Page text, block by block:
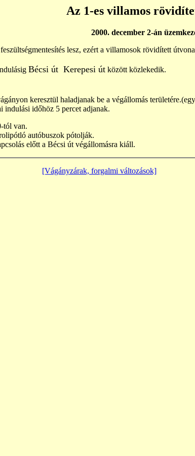
Az 1-es villamos
2000. december 2-án
lesz, ezért a villamosok rövidített
Bécsi út  Kerepesi út között közlekedik.
keresztül haladjanak be a végállomás
indulási időhöz 5 percet adjanak.
tól van.
autóbuszok pótolják.
előtt a Bécsi út végállomásra kiáll.
[Vágányzárak, forgalmi változások]